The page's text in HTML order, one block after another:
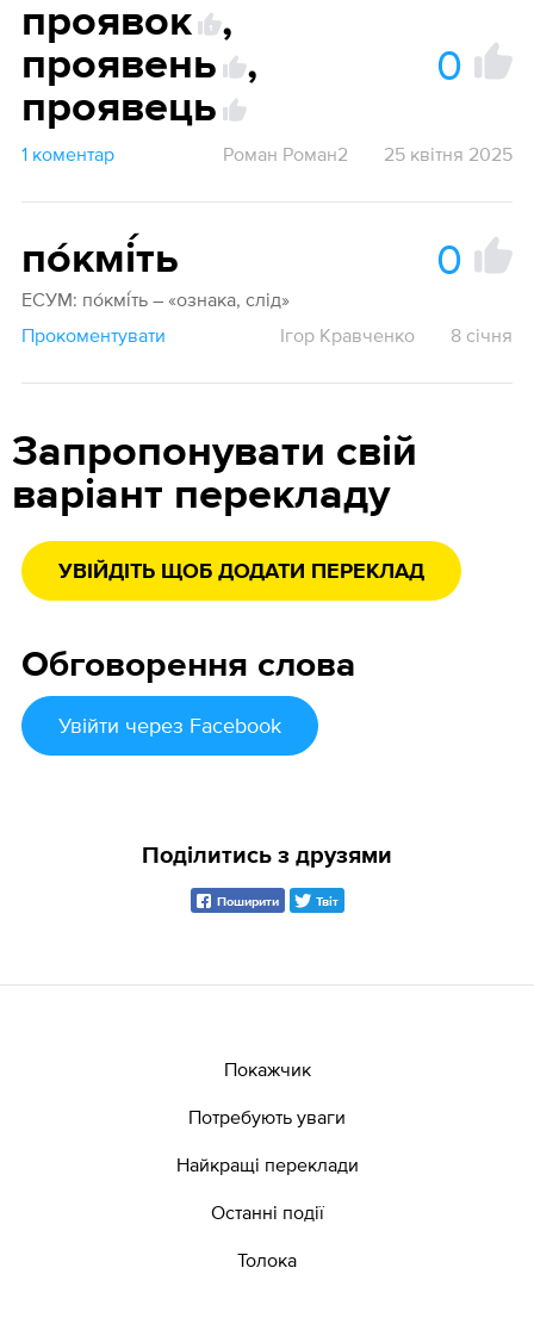
проявок
,
проявень
,
проявець
0
1 коментар Роман Роман2 25 квітня 2025
по́кмі́ть 0
ЕСУМ: по́кмі́ть – «ознака, слід»
Прокоментувати
Ігор Кравченко 8 січня
Запропонувати свій
варіант перекладу
УВІЙДІТЬ ЩОБ ДОДАТИ ПЕРЕКЛАД
Обговорення слова
Увійти через Facebook
Поділитись з друзями
Поширити Твіт
Покажчик
Потребують уваги
Найкращі переклади
Останні події
Толока